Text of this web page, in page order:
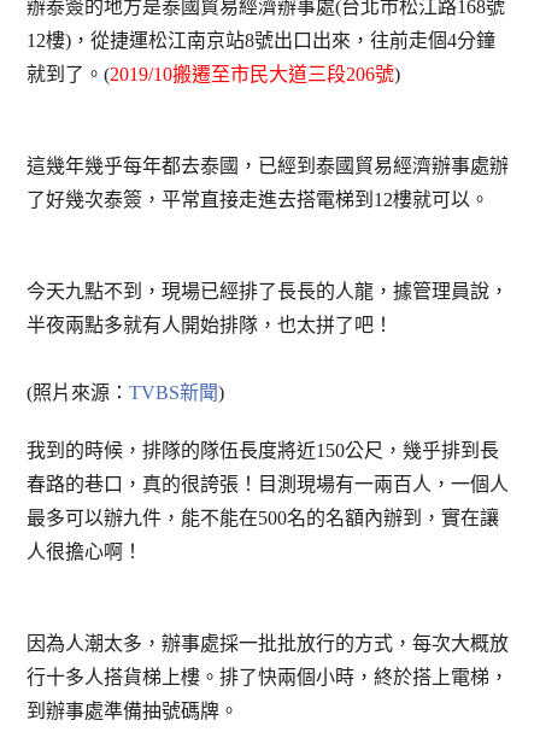
辦泰簽的地方是泰國貿易經濟辦事處(台北市松江路168號
12樓)，從捷運松江南京站8號出口出來，往前走個4分鐘
就到了。(2019/10搬遷至市民大道三段206號)
這幾年幾乎每年都去泰國，已經到泰國貿易經濟辦事處辦
了好幾次泰簽，平常直接走進去搭電梯到12樓就可以。
今天九點不到，現場已經排了長長的人龍，據管理員說，
半夜兩點多就有人開始排隊，也太拼了吧！
(照片來源：TVBS新聞)
我到的時候，排隊的隊伍長度將近150公尺，幾乎排到長
春路的巷口，真的很誇張！目測現場有一兩百人，一個人
最多可以辦九件，能不能在500名的名額內辦到，實在讓
人很擔心啊！
因為人潮太多，辦事處採一批批放行的方式，每次大概放
行十多人搭貨梯上樓。排了快兩個小時，終於搭上電梯，
到辦事處準備抽號碼牌。